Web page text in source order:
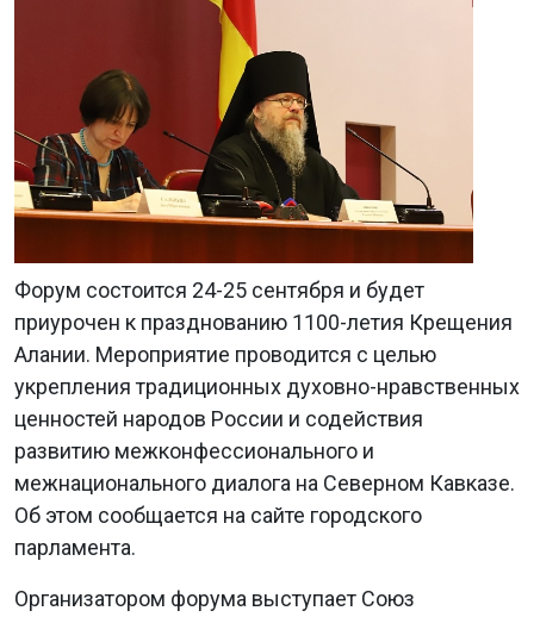
Форум состоится 24-25 сентября и будет
приурочен к празднованию 1100-летия Крещения
Алании. Мероприятие проводится с целью
укрепления традиционных духовно-нравственных
ценностей народов России и содействия
развитию межконфессионального и
межнационального диалога на Северном Кавказе.
Об этом сообщается на сайте городского
парламента.
Организатором форума выступает Союз